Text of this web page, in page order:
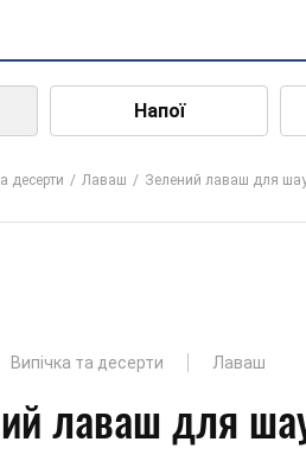
Напої
десерти Лаваш Зелений лаваш для
Випічка та десерти Лаваш
лаваш для